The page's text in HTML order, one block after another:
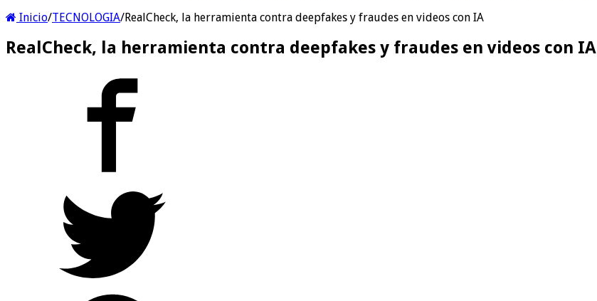
Inicio/TECNOLOGIA/RealCheck, la herramienta contra deepfakes y fraudes en videos con IA
RealCheck, la herramienta contra deepfakes y fraudes en videos con IA